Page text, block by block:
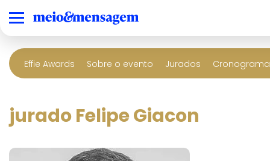
Effie Awards Sobre o evento Jurados
jurado Felipe Giacon